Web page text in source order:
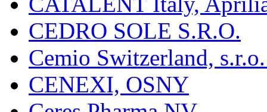
CEDRO SOLE S.R.O.
Cemio Switzerland,
CENEXI, OSNY